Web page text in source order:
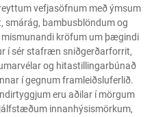
vefjasöfnum með ýmsum
smárág, bambusblöndum og
kröfum um þægindi
í sér stafræn sniðgerðarforrit,
og hitastillingarbúnað
í gegnum framleiðsluferlið.
eru aðilar í mörgum
innanhýsismörkum,